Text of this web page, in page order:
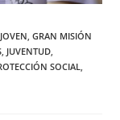
GRAN MISIÓN
JUVENTUD
SOCIAL